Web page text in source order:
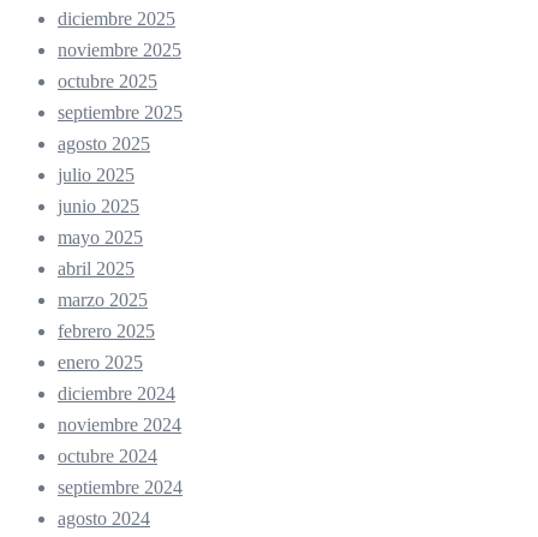
diciembre 2025
noviembre 2025
octubre 2025
septiembre 2025
agosto 2025
julio 2025
junio 2025
mayo 2025
abril 2025
marzo 2025
febrero 2025
enero 2025
diciembre 2024
noviembre 2024
octubre 2024
septiembre 2024
agosto 2024